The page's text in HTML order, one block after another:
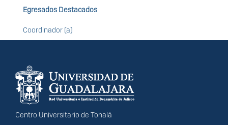
Egresados Destacados
Coordinador (a)
Información del
portal
Centro Universitario de Tonalá